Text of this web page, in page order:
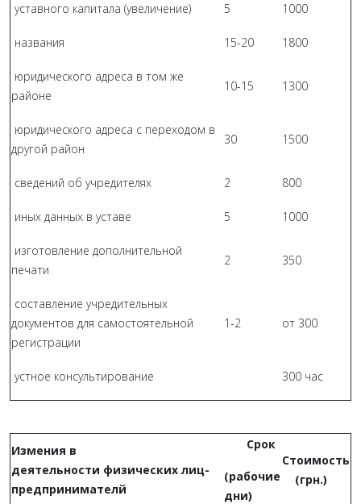
уставного капитала (увеличение) 5 1000
названия 15-20 1800
юридического адреса в том же
районе
10-15 1300
юридического адреса с переходом в
другой район
30 1500
сведений об учредителях 2 800
иных данных в уставе 5 1000
изготовление дополнительной
печати
2 350
составление учредительных
документов для самостоятельной
регистрации
1-2 от 300
устное консультирование 300 час
Измения в
деятельности физических лиц-
предпринимателй
Срок
(рабочие
дни)
Стоимость
(грн.)